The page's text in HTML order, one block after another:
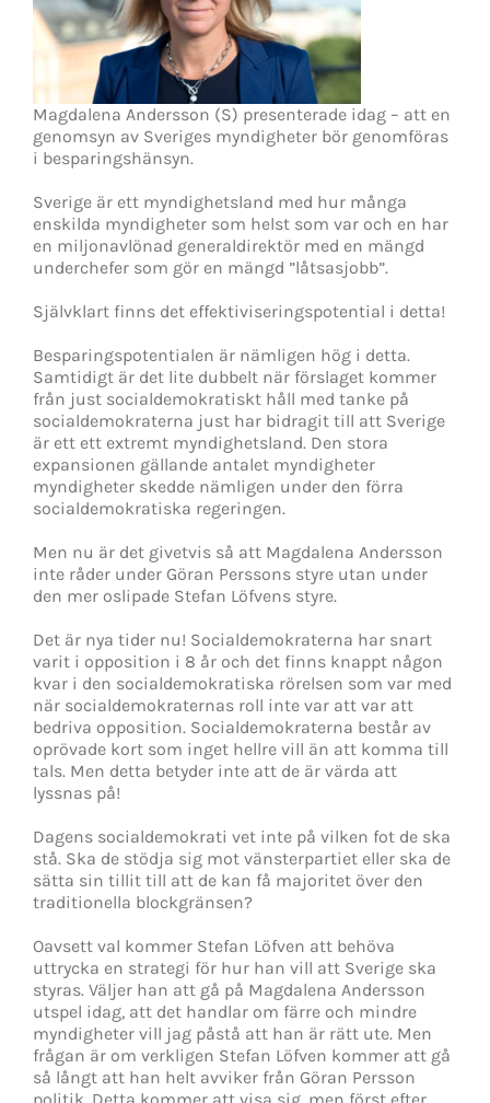
Magdalena Andersson (S) presenterade idag – att en
genomsyn av Sveriges myndigheter bör genomföras
i besparingshänsyn.
Sverige är ett myndighetsland med hur många
enskilda myndigheter som helst som var och en har
en miljonavlönad generaldirektör med en mängd
underchefer som gör en mängd ”låtsasjobb”.
Självklart finns det effektiviseringspotential i detta!
Besparingspotentialen är nämligen hög i detta.
Samtidigt är det lite dubbelt när förslaget kommer
från just socialdemokratiskt håll med tanke på
socialdemokraterna just har bidragit till att Sverige
är ett ett extremt myndighetsland. Den stora
expansionen gällande antalet myndigheter
myndigheter skedde nämligen under den förra
socialdemokratiska regeringen.
Men nu är det givetvis så att Magdalena Andersson
inte råder under Göran Perssons styre utan under
den mer oslipade Stefan Löfvens styre.
Det är nya tider nu! Socialdemokraterna har snart
varit i opposition i 8 år och det finns knappt någon
kvar i den socialdemokratiska rörelsen som var med
när socialdemokraternas roll inte var att var att
bedriva opposition. Socialdemokraterna består av
oprövade kort som inget hellre vill än att komma till
tals. Men detta betyder inte att de är värda att
lyssnas på!
Dagens socialdemokrati vet inte på vilken fot de ska
stå. Ska de stödja sig mot vänsterpartiet eller ska de
sätta sin tillit till att de kan få majoritet över den
traditionella blockgränsen?
Oavsett val kommer Stefan Löfven att behöva
uttrycka en strategi för hur han vill att Sverige ska
styras. Väljer han att gå på Magdalena Andersson
utspel idag, att det handlar om färre och mindre
myndigheter vill jag påstå att han är rätt ute. Men
frågan är om verkligen Stefan Löfven kommer att gå
så långt att han helt avviker från Göran Persson
politik. Detta kommer att visa sig, men först efter